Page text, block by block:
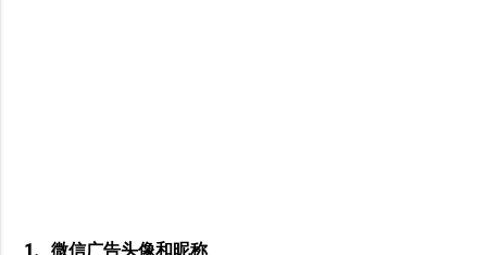
1、微信广告头像和昵称